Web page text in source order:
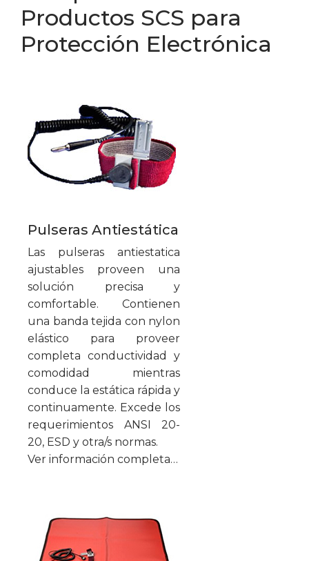
Productos SCS para
Protección Electrónica
Pulseras Antiestática
Las pulseras antiestatica
ajustables proveen una
solución precisa y
comfortable. Contienen
una banda tejida con nylon
elástico para proveer
completa conductividad y
comodidad mientras
conduce la estática rápida y
continuamente. Excede los
requerimientos ANSI 20-
20, ESD y otra/s normas.
Ver información completa…